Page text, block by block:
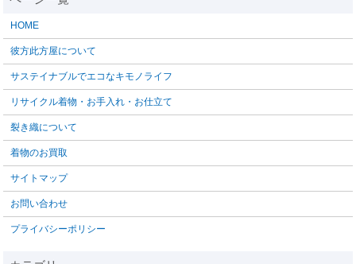
HOME
彼方此方屋について
サステイナブルでエコなキモノライフ
リサイクル着物・お手入れ・お仕立て
裂き織について
着物のお買取
サイトマップ
お問い合わせ
プライバシーポリシー